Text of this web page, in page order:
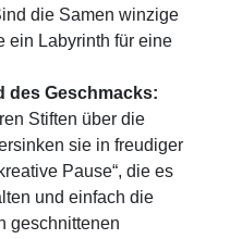
die Samen winzige
ein Labyrinth für eine
des Geschmacks:
Stiften über die
sie in freudiger
Pause“, die es
und einfach die
geschnittenen